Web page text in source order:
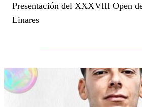
Presentación del XXXVIII Open
Linares